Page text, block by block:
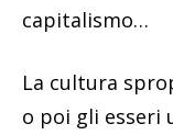
capitalismo…
La cultura
o poi gli esseri